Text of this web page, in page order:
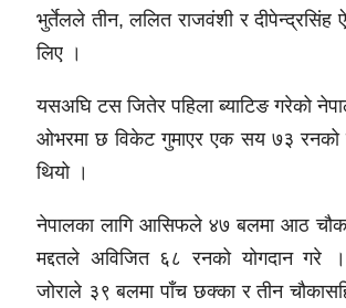
भुर्तेलले तीन, ललित राजवंशी र दीपेन्द्रसिंह
लिए ।
यसअघि टस जितेर पहिला ब्याटिङ गरेको
ओभरमा छ विकेट गुमाएर एक सय ७३ रनको
थियो ।
नेपालका लागि आसिफले ४७ बलमा आठ
मद्दतले अविजित ६८ रनको योगदान गरे
जोराले ३९ बलमा पाँच छक्का र तीन